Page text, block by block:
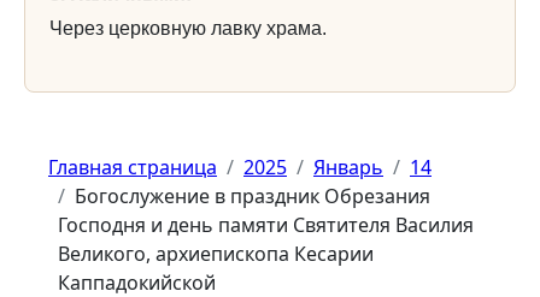
Через церковную лавку храма.
Главная страница 2025 Январь
14
Богослужение в праздник Обрезания
Господня и день памяти Святителя Василия
Великого, архиепископа Кесарии
Каппадокийской